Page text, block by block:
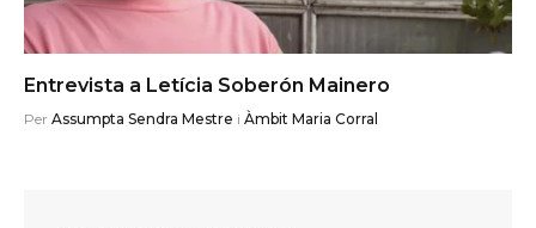
Entrevista a Letícia Soberón Mainero
Per Assumpta Sendra Mestre i Àmbit Maria Corral